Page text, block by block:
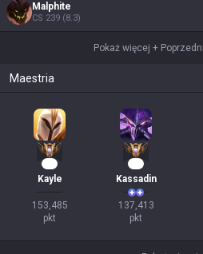
Malphite
CS 239 (8.3)
Pokaż więcej +
Maestria
Kayle
153,485
pkt
Kassadin
137,413
pkt